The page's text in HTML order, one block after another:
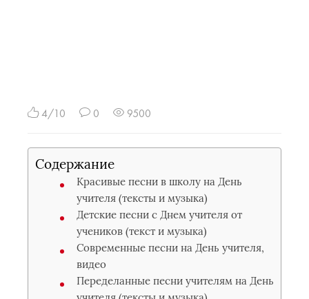
4/10 0 9500
Содержание
Красивые песни в школу на День
учителя (тексты и музыка)
Детские песни с Днем учителя от
учеников (текст и музыка)
Современные песни на День учителя,
видео
Переделанные песни учителям на День